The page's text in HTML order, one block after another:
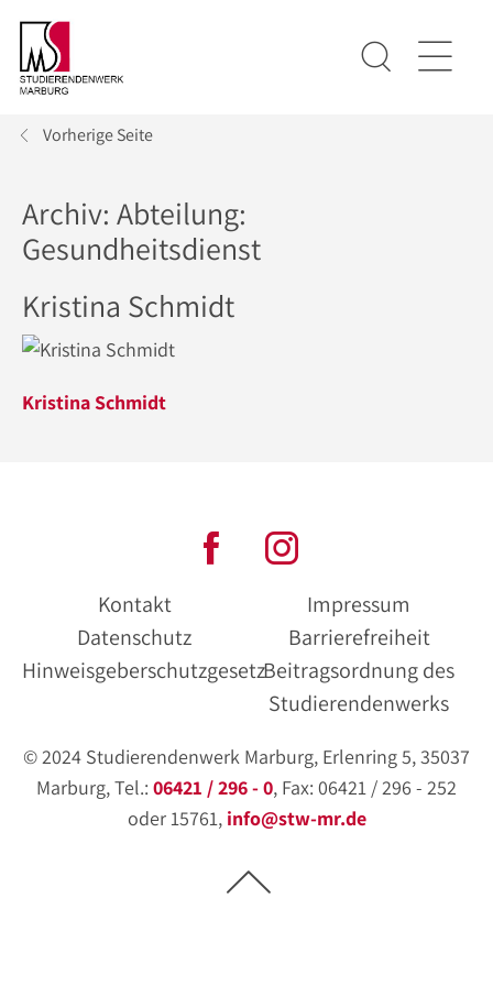
Vorherige Seite
Archiv: Abteilung:
Gesundheitsdienst
Kristina Schmidt
Kristina Schmidt
Kontakt
Impressum
Datenschutz
Barrierefreiheit
HinweisgeberschutzgesetzBeitragsordnung des
Studierendenwerks
© 2024 Studierendenwerk Marburg, Erlenring 5, 35037
Marburg, Tel.: 06421 / 296 - 0, Fax: 06421 / 296 - 252
oder 15761, info@stw-mr.de